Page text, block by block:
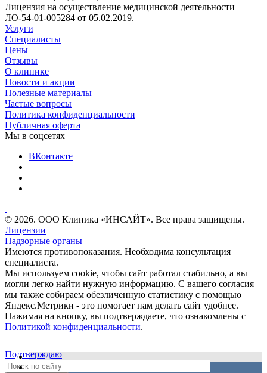
Лицензия на осуществление медицинской деятельности
ЛО-54-01-005284 от 05.02.2019.
Услуги
Специалисты
Цены
Отзывы
О клинике
Новости и акции
Полезные материалы
Частые вопросы
Политика конфиденциальности
Публичная оферта
Мы в соцсетях
ВКонтакте
© 2026. ООО Клиника «ИНСАЙТ». Все права защищены.
Лицензии
Надзорные органы
Имеются противопоказания. Необходима консультация
специалиста.
Мы используем cookie, чтобы сайт работал стабильно, а вы
могли легко найти нужную информацию. С вашего согласия
мы также собираем обезличенную статистику с помощью
Яндекс.Метрики - это помогает нам делать сайт удобнее.
Нажимая на кнопку, вы подтверждаете, что ознакомлены с
Политикой конфиденциальности.
Подтверждаю